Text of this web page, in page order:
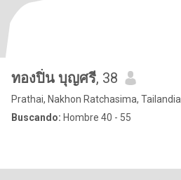
ทองปิ่น บุญศรี, 38
Prathai, Nakhon Ratchasima, Tailandia
Buscando: Hombre 40 - 55